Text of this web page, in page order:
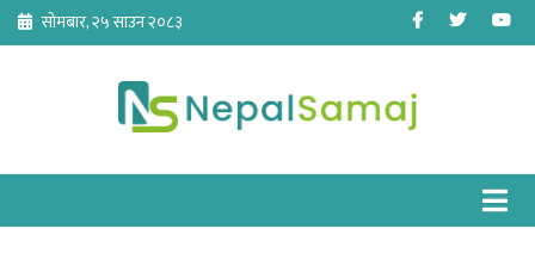
Skip
content
सोमबार, २५ साउन २०८३ Facebook
Twitter